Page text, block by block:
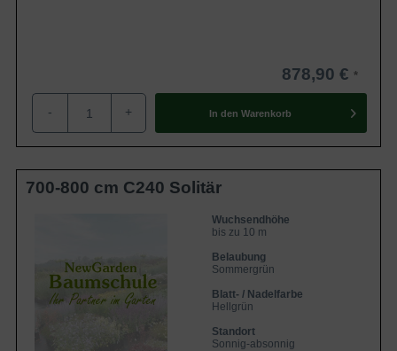
Der Windungssinn des Blauregens ist genetisch festgelegt,
führt dabei kreisende Bewegungen aus, die sich an der
Richtung des Uhrzeigersinnes orientieren.
878,90 €
- + In den Warenkorb
700-800 cm C240 Solitär
Wuchsendhöhe
bis zu 10 m
Belaubung
Sommergrün
Blatt- / Nadelfarbe
Hellgrün
Standort
Sonnig-absonnig